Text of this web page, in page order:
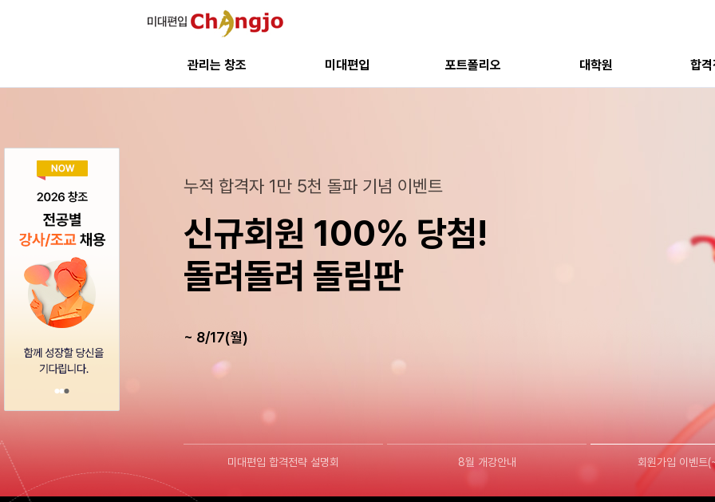
관리는 창조 미대편입 포트폴리오 대학원 합
지금부터는 전략적 시작이 필요하다!
27/28학년도 미대편입
8월 합격전략 설명회
8/22(토) 오후 2시~ 홍대창조
여름방학 - 27학년도의 성장, 28학년도의 도전!
27, 28학년도
8월 개강 안내
정규반 8/3(월), 주말반 8/1(토)
누적 합격자 1만 5천 돌파 기념 이벤트
신규회원 100% 당첨!
돌려돌려 돌림판
~ 8/17(월)
비교 불가능한 합격 실적!
2026 압도적 합격 석권
미대편입창조 합격률
창조는 또 한번 증명했습니다.
인강 오픈 특가 57% 할인 중
컬러리스트 산업기사+기사
자격증 인강 OPEN!
강사와 학생이 함께 만드는 참여형 클래스
지금 바로 공개합니다
최상위권 합격생이
들려주는 합격 STORY
다음 주인공은 여러분입니다
JOIN OUR CHANGJO
미대편입창조
전공별 강사 채용
미대편입창조에서 함께 성장해 나갈 강사를 모집합니다.
미대편입 합격전략 설명회 8월 개강안내 회원가입 이벤트